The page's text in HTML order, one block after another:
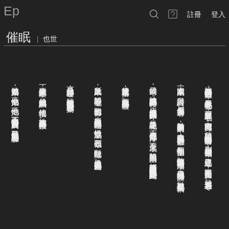
Ep 註冊 登入
催眠 | 也世
，
一身黑色厚毛呢外套
，
裡面是套頭黑毛衣
，
室內冷氣沒打開
，
只頭頂的電風扇啪啪嚓的旋轉著
。
別人都只穿短袖或薄長袖
，
立春已經過了
，
有陽光時已是夏天
，
只她一個人還在過冬
。
，
參與討論
，
每個人都是衝著
12
點鐘方向的男子來的
，
他坐在眾人可以朝拜的位置
，
個性熱烈卻怕生
，
此刻激情隔夜又可以突然冷淡
。
他是兩種極端的過渡
，
她對他也是又愛又恨
。
，
她讓他穿過她的身體
，
用他的溫度縫合她夢的冰原
，
最終是融化了
，
本來他們就是一片汪洋
，
深不見底
，
一起陷入黑的盡頭
，
好像要證明不依賴眼睛也可以憑其他部分辨識彼此
。
，
至今她還不明白為什麼
。
，
靜靜的看著他
，
附和他的節奏
，
想要在散播他壞話之後
，
恨他徹底點
，
朝他丟石頭
，
對他吐唾沫
，
這也是在夢裡她曾做過的
。
，
按照他的指示用他發下的筆在紙上寫答案
。
，
他就是她的試煉
，
他絕情後
，
她在玻璃草原等待救贖
。
，
他不怕她來
，
他不怕她
，
他不會去害怕面對一個愛過的人
，
他只是不願意她充滿疑惑的臉
。